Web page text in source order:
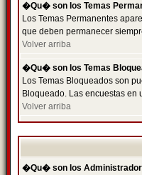
�Qu� son los Temas
Los Temas Permanentes
que deben permanecer
Volver arriba
�Qu� son los Temas
Los Temas Bloqueados son
Bloqueado. Las encuestas
Volver arriba
�Qu� son los